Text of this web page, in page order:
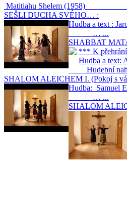
Matitiahu Shelem
SEŠLI DUCHA SVÉHO… :
Hudba a
… ...
SHABBAT
*** K
Hudba a
Hudební
SHALOM ALEICHEM I. (Pokoj s
Hudba:
… ...
SHALOM